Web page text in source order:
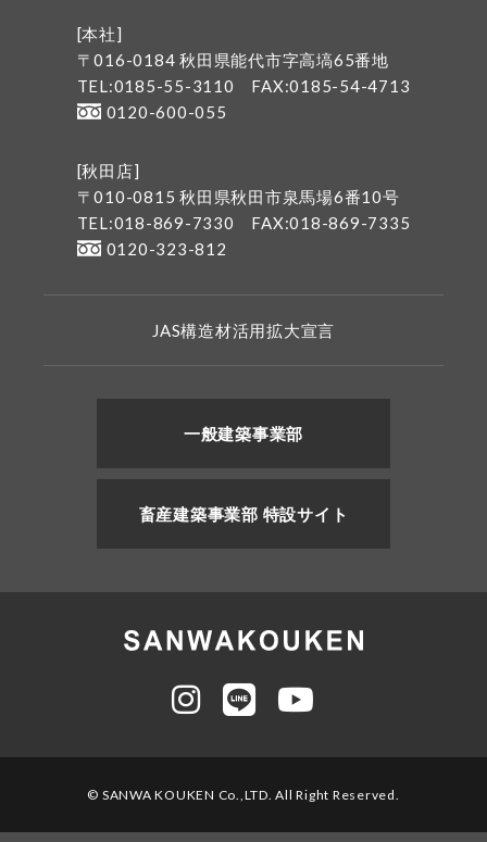
[本社]
〒016-0184 秋田県能代市字高塙65番地
TEL:0185-55-3110
FAX:0185-54-4713
0120-600-055
[秋田店]
〒010-0815 秋田県秋田市泉馬場6番10号
TEL:018-869-7330
FAX:018-869-7335
0120-323-812
JAS構造材活用拡大宣言
一般建築事業部
畜産建築事業部 特設サイト
© SANWA KOUKEN Co.,LTD. All Right Reserved.